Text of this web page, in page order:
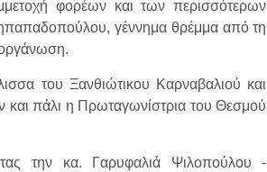
φορέων και των περισσότερων
γέννημα θρέμμα από τη
του Ξανθιώτικου Καρναβαλιού και
και πάλι η Πρωταγωνίστρια του Θεσμού
την κα. Γαρυφαλιά Ψιλοπούλου -